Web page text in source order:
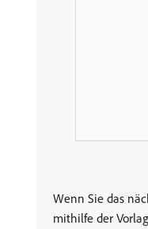
Wenn Sie das
mithilfe der